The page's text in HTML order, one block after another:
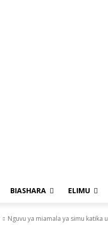
BIASHARA ELIMU
Nguvu ya miamala ya simu katika